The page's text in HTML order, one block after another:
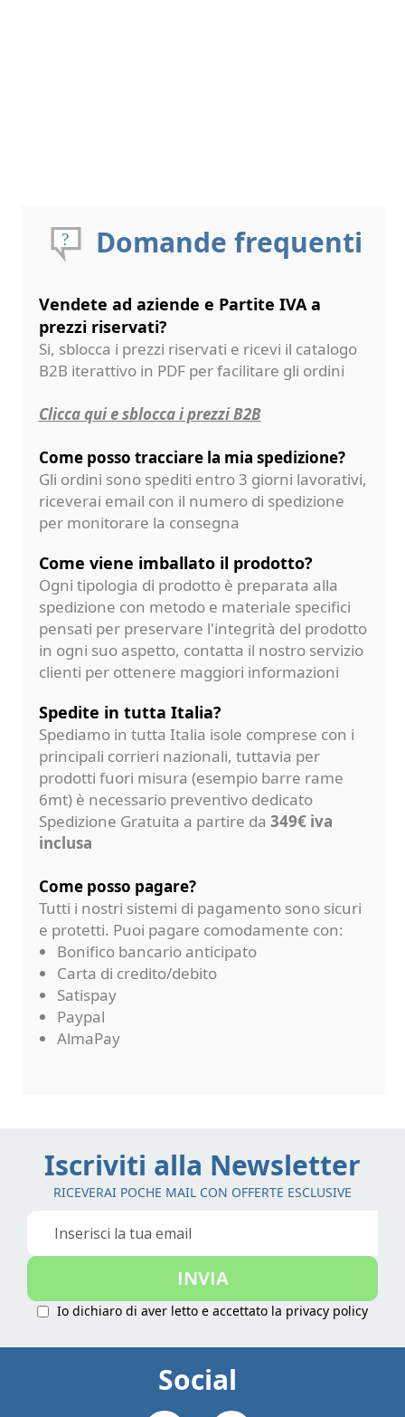
Domande frequenti
Vendete ad aziende e Partite IVA a
prezzi riservati?
Si, sblocca i prezzi riservati e ricevi il catalogo
B2B iterattivo in PDF per facilitare gli ordini
Clicca qui e sblocca i prezzi B2B
Come posso tracciare la mia spedizione?
Gli ordini sono spediti entro 3 giorni lavorativi,
riceverai email con il numero di spedizione
per monitorare la consegna
Come viene imballato il prodotto?
Ogni tipologia di prodotto è preparata alla
spedizione con metodo e materiale specifici
pensati per preservare l'integrità del prodotto
in ogni suo aspetto, contatta il nostro servizio
clienti per ottenere maggiori informazioni
Spedite in tutta Italia?
Spediamo in tutta Italia isole comprese con i
principali corrieri nazionali, tuttavia per
prodotti fuori misura (esempio barre rame
6mt) è necessario preventivo dedicato
Spedizione Gratuita a partire da 349€ iva
inclusa
Come posso pagare?
Tutti i nostri sistemi di pagamento sono sicuri
e protetti. Puoi pagare comodamente con:
Bonifico bancario anticipato
Carta di credito/debito
Satispay
Paypal
AlmaPay
Iscriviti alla Newsletter
RICEVERAI POCHE MAIL CON OFFERTE ESCLUSIVE
Iscriviti
nostra
INVIA
Io dichiaro di aver letto e accettato la privacy policy
Social